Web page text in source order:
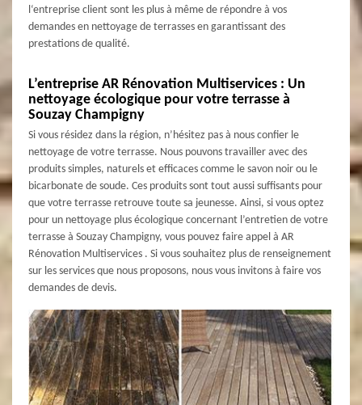
l‘entreprise client sont les plus à même de répondre à vos
demandes en nettoyage de terrasses en garantissant des
prestations de qualité.
L’entreprise AR Rénovation Multiservices : Un
nettoyage écologique pour votre terrasse à
Souzay Champigny
Si vous résidez dans la région, n’hésitez pas à nous confier le
nettoyage de votre terrasse. Nous pouvons travailler avec des
produits simples, naturels et efficaces comme le savon noir ou le
bicarbonate de soude. Ces produits sont tout aussi suffisants pour
que votre terrasse retrouve toute sa jeunesse. Ainsi, si vous optez
pour un nettoyage plus écologique concernant l’entretien de votre
terrasse à Souzay Champigny, vous pouvez faire appel à AR
Rénovation Multiservices . Si vous souhaitez plus de renseignement
sur les services que nous proposons, nous vous invitons à faire vos
demandes de devis.